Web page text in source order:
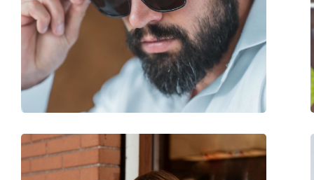
Breedte brug:
20 mm
Gewicht:
100 gr
Verstelbare neus-pads:
Ja
accessoires
Koker:
Ja
Overig
Geslacht:
Unisex